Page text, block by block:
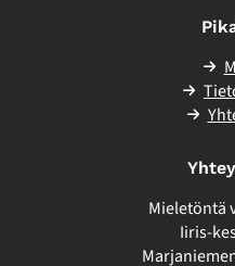
Mieletöntä
Iiris-